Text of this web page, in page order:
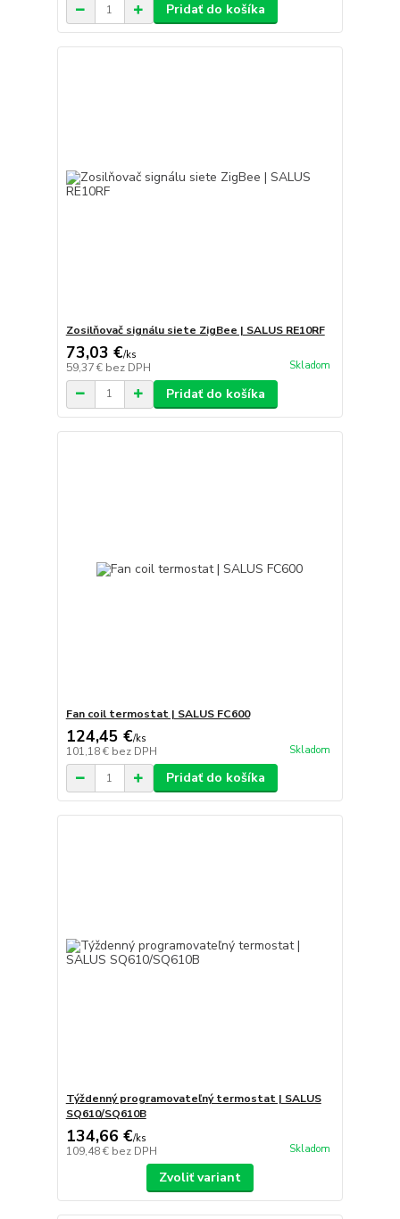
Pridať do košíka
Zosilňovač signálu siete ZigBee | SALUS RE10RF
73,03 €/ks
59,37 € bez DPH Skladom
Pridať do košíka
Fan coil termostat | SALUS FC600
124,45 €/ks
101,18 € bez DPH Skladom
Pridať do košíka
Týždenný programovateľný termostat | SALUS
SQ610/SQ610B
134,66 €/ks
109,48 € bez DPH Skladom
Zvoliť variant